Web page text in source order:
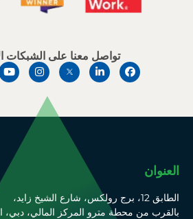
تواصل معنا على الشبكات
العنوان
الطابق 12، برج رولكس، شارع الشيخ زايد،
بالقرب من محطة مترو المركز المالي، دبي،